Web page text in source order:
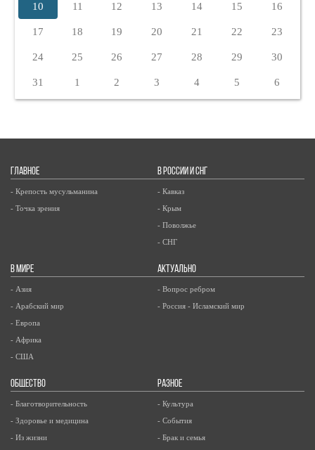
10 11 12 13 14 15 16
17 18 19 20 21 22 23
24 25 26 27 28 29 30
31 1 2 3 4 5 6
ГЛАВНОЕ
- Крепость мусульманина
- Точка зрения
В РОССИИ И СНГ
- Кавказ
- Крым
- Поволжье
- СНГ
В МИРЕ
- Азия
- Арабский мир
- Европа
- Африка
- США
АКТУАЛЬНО
- Вопрос ребром
- Россия - Исламский мир
ОБЩЕСТВО
- Благотворительность
- Здоровье и медицина
- Из жизни
РАЗНОЕ
- Культура
- События
- Брак и семья